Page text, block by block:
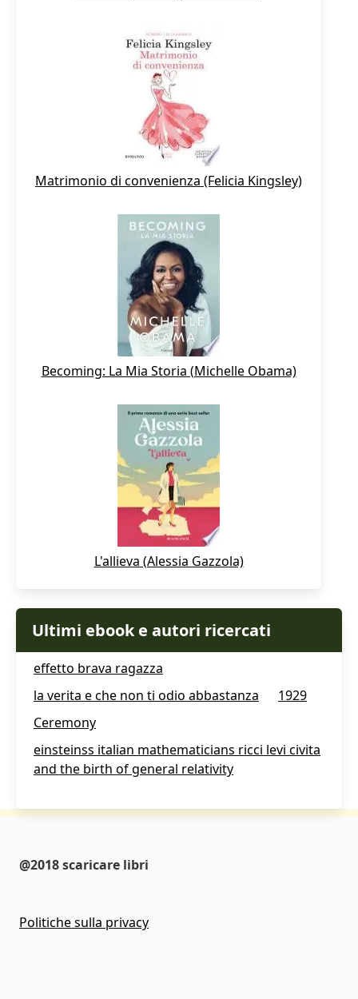
Matrimonio di convenienza (Felicia Kingsley)
Becoming: La Mia Storia (Michelle Obama)
L'allieva (Alessia Gazzola)
Ultimi ebook e autori ricercati
effetto brava ragazza
la verita e che non ti odio abbastanza
1929
Ceremony
einsteinss italian mathematicians ricci levi civita
and the birth of general relativity
@2018 scaricare libri
Politiche sulla privacy